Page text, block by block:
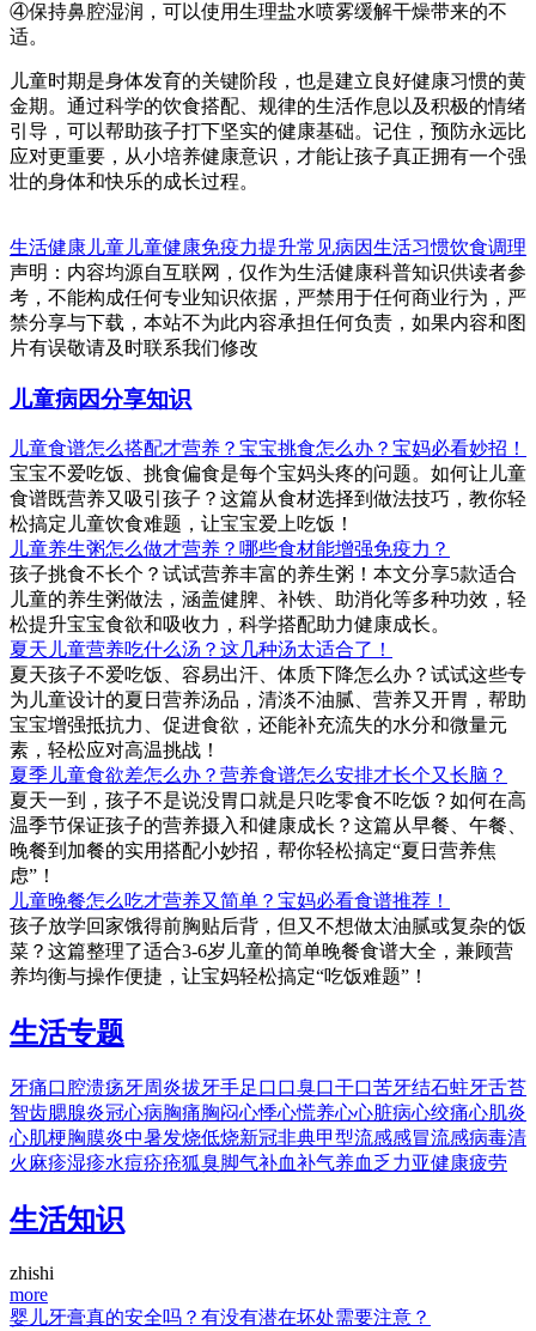
④保持鼻腔湿润，可以使用生理盐水喷雾缓解干燥带来的不
适。
儿童时期是身体发育的关键阶段，也是建立良好健康习惯的黄
金期。通过科学的饮食搭配、规律的生活作息以及积极的情绪
引导，可以帮助孩子打下坚实的健康基础。记住，预防永远比
应对更重要，从小培养健康意识，才能让孩子真正拥有一个强
壮的身体和快乐的成长过程。
生活健康 儿童 儿童健康免疫力提升常见病因生活习惯饮食调理
声明：内容均源自互联网，仅作为生活健康科普知识供读者参
考，不能构成任何专业知识依据，严禁用于任何商业行为，严
禁分享与下载，本站不为此内容承担任何负责，如果内容和图
片有误敬请及时联系我们修改
儿童病因分享知识
儿童食谱怎么搭配才营养？宝宝挑食怎么办？宝妈必看妙招！
宝宝不爱吃饭、挑食偏食是每个宝妈头疼的问题。如何让儿童
食谱既营养又吸引孩子？这篇从食材选择到做法技巧，教你轻
松搞定儿童饮食难题，让宝宝爱上吃饭！
儿童养生粥怎么做才营养？哪些食材能增强免疫力？
孩子挑食不长个？试试营养丰富的养生粥！本文分享5款适合
儿童的养生粥做法，涵盖健脾、补铁、助消化等多种功效，轻
松提升宝宝食欲和吸收力，科学搭配助力健康成长。
夏天儿童营养吃什么汤？这几种汤太适合了！
夏天孩子不爱吃饭、容易出汗、体质下降怎么办？试试这些专
为儿童设计的夏日营养汤品，清淡不油腻、营养又开胃，帮助
宝宝增强抵抗力、促进食欲，还能补充流失的水分和微量元
素，轻松应对高温挑战！
夏季儿童食欲差怎么办？营养食谱怎么安排才长个又长脑？
夏天一到，孩子不是说没胃口就是只吃零食不吃饭？如何在高
温季节保证孩子的营养摄入和健康成长？这篇从早餐、午餐、
晚餐到加餐的实用搭配小妙招，帮你轻松搞定“夏日营养焦
虑”！
儿童晚餐怎么吃才营养又简单？宝妈必看食谱推荐！
孩子放学回家饿得前胸贴后背，但又不想做太油腻或复杂的饭
菜？这篇整理了适合3-6岁儿童的简单晚餐食谱大全，兼顾营
养均衡与操作便捷，让宝妈轻松搞定“吃饭难题”！
生活专题
牙痛口腔溃疡牙周炎拔牙手足口口臭口干口苦牙结石蛀牙舌苔
智齿腮腺炎冠心病胸痛胸闷心悸心慌养心心脏病心绞痛心肌炎
心肌梗胸膜炎中暑发烧低烧新冠非典甲型流感感冒流感病毒清
火麻疹湿疹水痘疥疮狐臭脚气补血补气养血 乏力亚健康疲劳
生活知识
zhishi
more
婴儿牙膏真的安全吗？有没有潜在坏处需要注意？